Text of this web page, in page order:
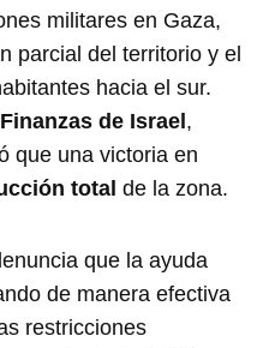
militares en Gaza,
parcial del territorio y el
hacia el sur.
de Israel,
que una victoria en
total de la zona.
que la ayuda
de manera efectiva
restricciones